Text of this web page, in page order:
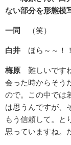
ない部分を形態
一同 （笑）
白井 ほら～～！！
梅原 難しいです
会った時からそう
ので。この中では
は思うんですが、
もう信頼して。と
思っていますね。